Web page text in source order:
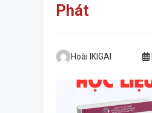
Phát
Hoài IKIGAI